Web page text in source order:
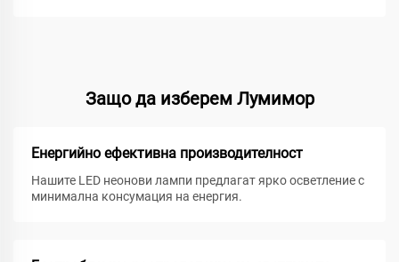
Защо да изберем Лумимор
Енергийно ефективна производителност
Нашите LED неонови лампи предлагат ярко осветление с
минимална консумация на енергия.